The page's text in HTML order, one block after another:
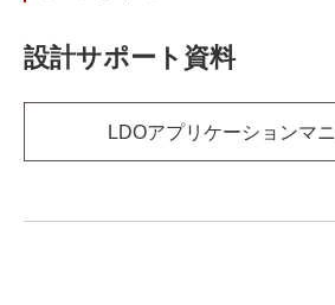
設計サポート資料
LDOアプリケーションマ